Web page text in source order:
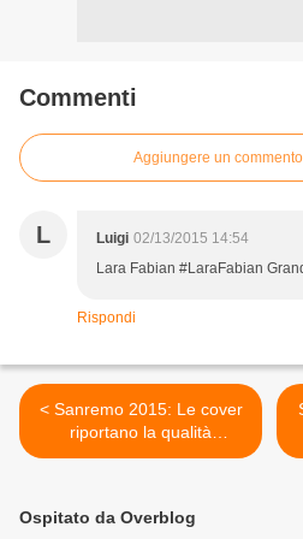
Commenti
Aggiungere un commento
L Luigi 02/13/2015 14:54
Lara Fabian #LaraFabian
Rispondi
< Sanremo 2015: Le cover
riportano la qualità
all'Ariston
Ospitato da Overblog